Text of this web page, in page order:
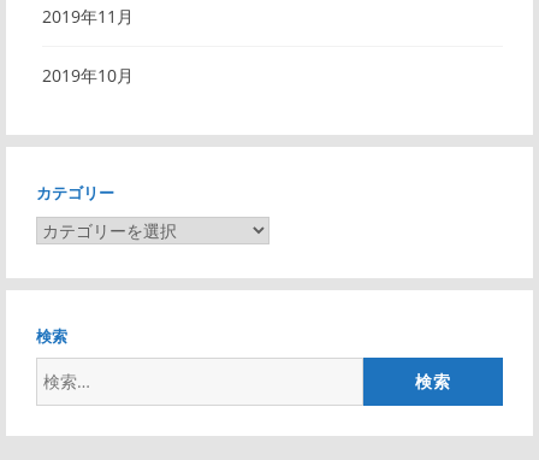
2019年11月
2019年10月
カテゴリー
カ
ゴ
リ
ー
検索
索: